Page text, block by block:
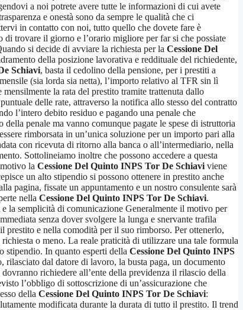
a noi potrete avere tutte le informazioni di cui avete
e onestà sono da sempre le qualità che ci
in contatto con noi, tutto quello che dovete fare è
di trovare il giorno e l’orario migliore per far si che possiate
si decide di avviare la richiesta per la Cessione Del
della posizione lavorativa e reddituale del richiedente,
Schiavi, basta il cedolino della pensione, per i prestiti a
(sia lorda sia netta), l’importo relativo al TFR sin lì
la rata del prestito tramite trattenuta dallo
delle rate, attraverso la notifica allo stesso del contratto
l’intero debito residuo e pagando una penale che
penale ma vanno comunque pagate le spese di istruttoria
rimborsata in un’unica soluzione per un importo pari alla
con ricevuta di ritorno alla banca o all’intermediario, nella
Sottolineiamo inoltre che possono accedere a questa
la Cessione Del Quinto INPS Tor De Schiavi viene
un alto stipendio si possono ottenere in prestito anche
pagina, fissate un appuntamento e un nostro consulente sarà
nella Cessione Del Quinto INPS Tor De Schiavi.
e la semplicità di comunicazione Generalmente il motivo per
senza dover svolgere la lunga e snervante trafila
prestito e nella comodità per il suo rimborso. Per ottenerlo,
o meno. La reale praticità di utilizzare una tale formula
stipendio. In quanto esperti della Cessione Del Quinto INPS
dal datore di lavoro, la busta paga, un documento
richiedere all’ente della previdenza il rilascio della
l’obbligo di sottoscrizione di un’assicurazione che
della Cessione Del Quinto INPS Tor De Schiavi:
modificata durante la durata di tutto il prestito. Il trend